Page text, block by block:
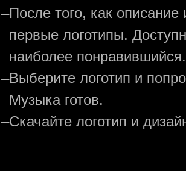
—После того, как
первые логотипы.
наиболее понравившийся.
—Выберите логотип и
Музыка готов.
—Скачайте логотип и